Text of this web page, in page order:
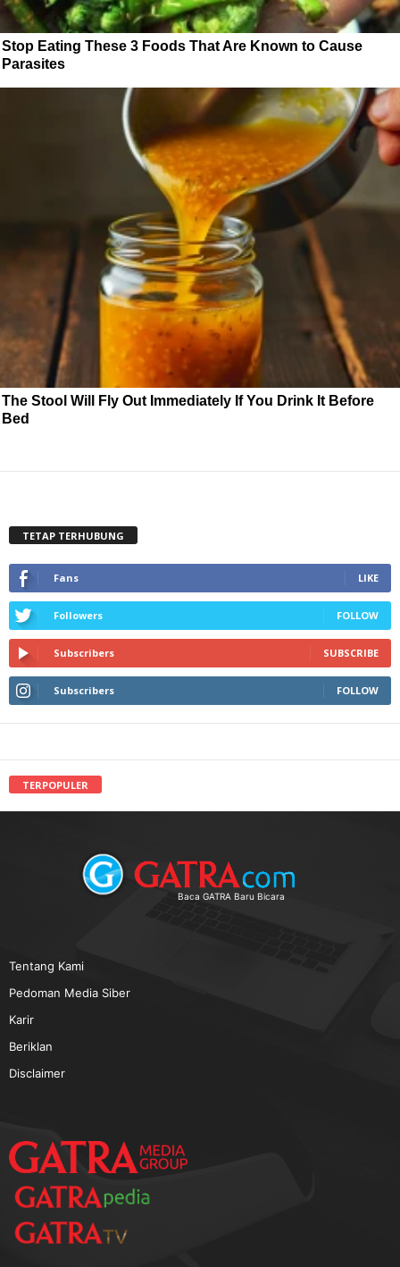
Stop Eating These 3 Foods That Are Known to Cause
Parasites
The Stool Will Fly Out Immediately If You Drink It Before
Bed
TETAP TERHUBUNG
Fans LIKE
Followers FOLLOW
Subscribers SUBSCRIBE
Subscribers FOLLOW
TERPOPULER